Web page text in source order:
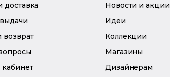
доставка
Новости и акции
Идеи
Коллекции
Магазины
Дизайнерам